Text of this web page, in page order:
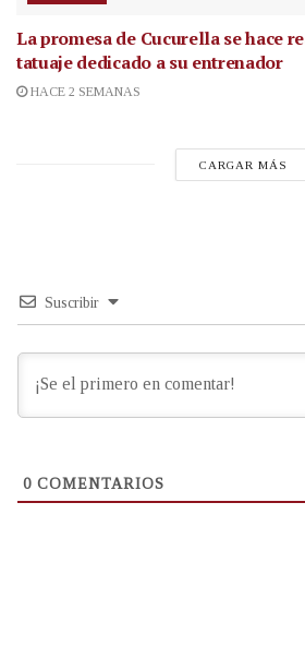
La promesa de Cucurella se hace
tatuaje dedicado a su entrenador
HACE 2 SEMANAS
CARGAR MÁS
Suscribir
0 COMENTARIOS